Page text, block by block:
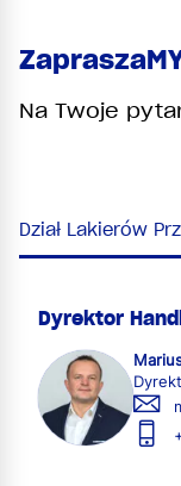
Na Twoje
Dział Lakierów
Dyrektor